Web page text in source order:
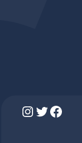
Instagram Twitter Facebook